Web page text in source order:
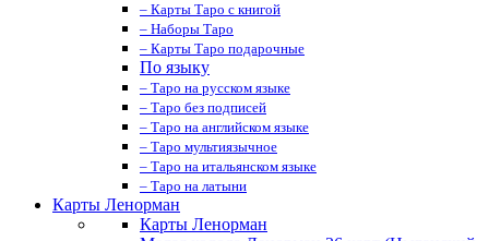
– Карты Таро с книгой
– Наборы Таро
– Карты Таро подарочные
По языку
– Таро на русском языке
– Таро без подписей
– Таро на английском языке
– Таро мультиязычное
– Таро на итальянском языке
– Таро на латыни
Карты Ленорман
Карты Ленорман